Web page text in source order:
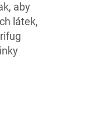
aby
látek,